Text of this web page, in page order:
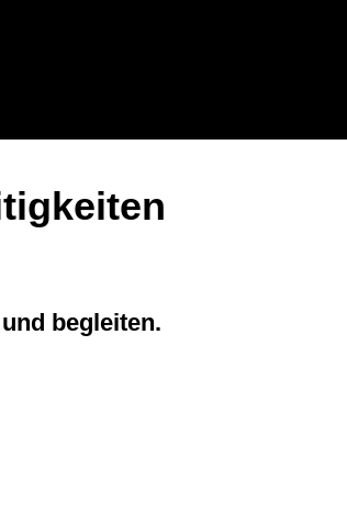
begleiten.